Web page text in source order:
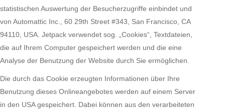
statistischen Auswertung der Besucherzugriffe einbindet und
von Automattic Inc., 60 29th Street #343, San Francisco, CA
94110, USA. Jetpack verwendet sog. „Cookies“, Textdateien,
die auf Ihrem Computer gespeichert werden und die eine
Analyse der Benutzung der Website durch Sie ermöglichen.
Die durch das Cookie erzeugten Informationen über Ihre
Benutzung dieses Onlineangebotes werden auf einem Server
in den USA gespeichert. Dabei können aus den verarbeiteten